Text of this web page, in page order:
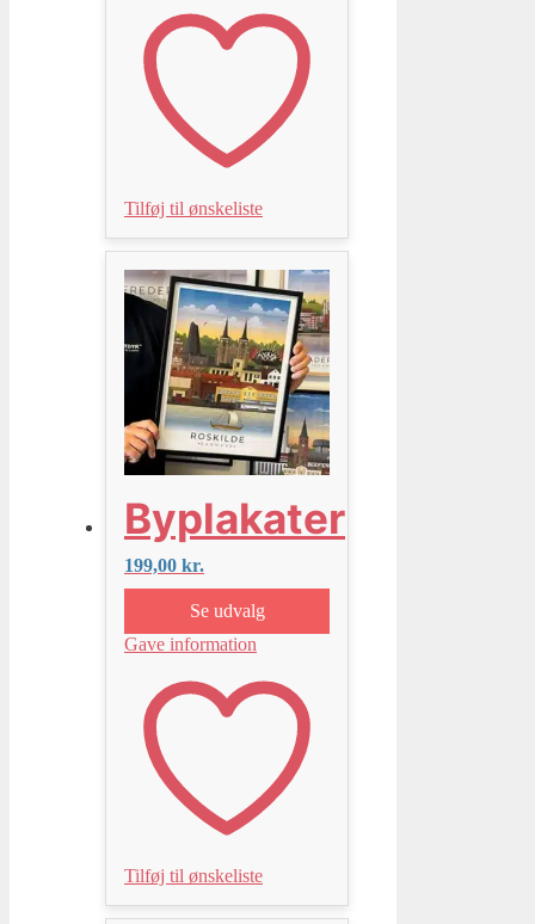
Tilføj til ønskeliste
Byplakater
199,00 kr.
Se udvalg
Gave information
Tilføj til ønskeliste